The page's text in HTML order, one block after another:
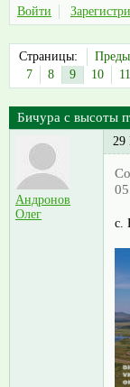
Войти
Страницы:
7
8 9 10 11
Бичура с высоты
Андронов
Олег
29
с.